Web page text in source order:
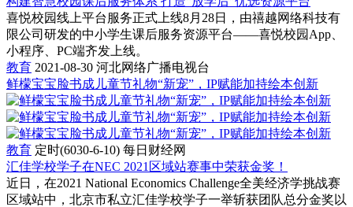
喜悦校园线上平台服务正式上线8月28日，由禧越网络科技有
限公司研发的中小学生课后服务资源平台——喜悦校园App、
小程序、PC端齐发上线。
教育 2021-08-30 河北网络广播电视台
鲜檬宝宝脸书成儿童节礼物“新宠”，IP赋能加持绘本创新
教育 定时(6030-6-10) 每日财经网
汇佳学校学子在NEC 2021区域站赛事中荣获金奖！
近日，在2021 National Economics Challenge全美经济学挑战赛
区域站中，北京市私立汇佳学校学子一举斩获团队总分金奖以